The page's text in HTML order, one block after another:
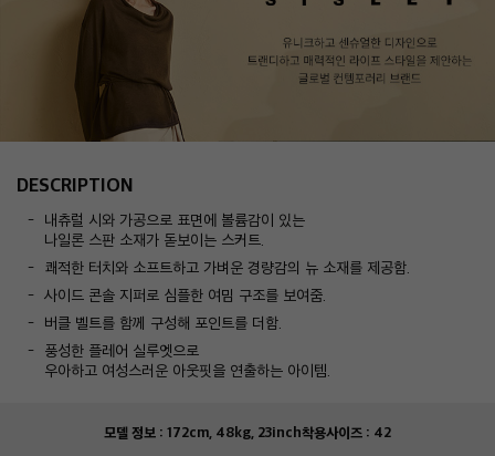
DESCRIPTION
내츄럴 시와 가공으로 표면에 볼륨감이 있는
나일론 스판 소재가 돋보이는 스커트.
쾌적한 터치와 소프트하고 가벼운 경량감의 뉴 소재를 제공함.
사이드 콘솔 지퍼로 심플한 여밈 구조를 보여줌.
버클 벨트를 함께 구성해 포인트를 더함.
풍성한 플레어 실루엣으로
우아하고 여성스러운 아웃핏을 연출하는 아이템.
모델 정보 : 172cm, 48kg, 23inch착용사이즈 : 42